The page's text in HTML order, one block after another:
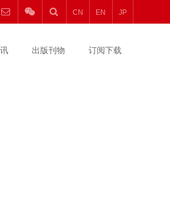
CN EN JP
出版刊物 订阅下载